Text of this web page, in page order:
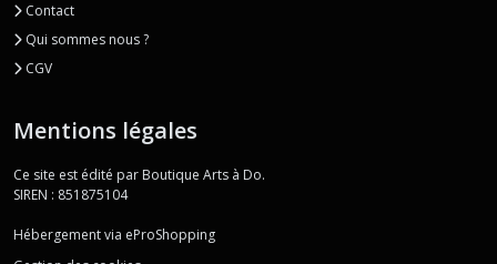
Contact
Qui sommes nous ?
CGV
Mentions légales
Ce site est édité par Boutique Arts à Do.
SIREN : 851875104
Hébergement via eProShopping